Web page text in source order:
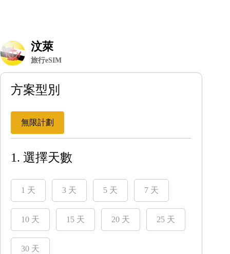
汶萊
旅行eSIM
方案型別
無限計劃
1. 選擇天數
1 天 3 天 5 天 7 天
10 天 15 天 20 天 25 天
30 天